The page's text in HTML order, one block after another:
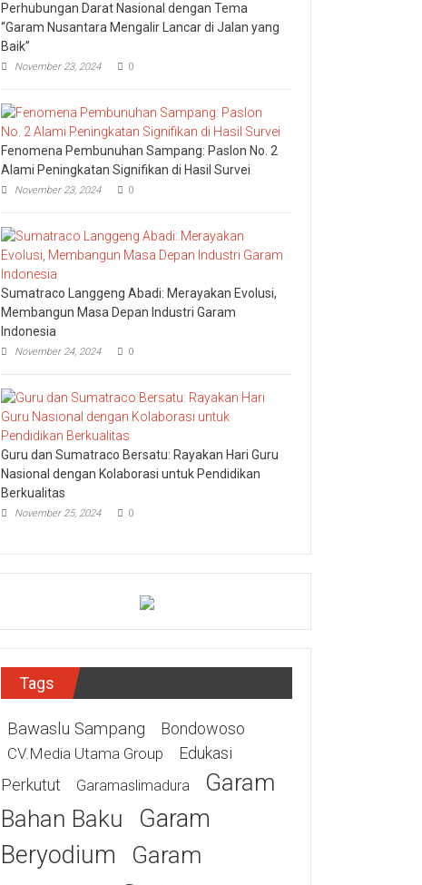
Perhubungan Darat Nasional dengan Tema
“Garam Nusantara Mengalir Lancar di Jalan yang
Baik”
November 23, 2024 0
Fenomena Pembunuhan Sampang: Paslon No. 2
Alami Peningkatan Signifikan di Hasil Survei
November 23, 2024 0
Sumatraco Langgeng Abadi: Merayakan Evolusi,
Membangun Masa Depan Industri Garam
Indonesia
November 24, 2024 0
Guru dan Sumatraco Bersatu: Rayakan Hari Guru
Nasional dengan Kolaborasi untuk Pendidikan
Berkualitas
November 25, 2024 0
Tags
Bawaslu Sampang Bondowoso
CV.Media Utama Group
Edukasi
Perkutut
Garamaslimadura
Garam
Bahan Baku
Garam
Beryodium
Garam